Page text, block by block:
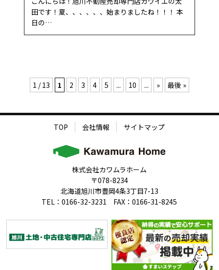
田です！夏、、、、、、始まりましたね！！！ 本
日の…
1 / 13 1 2 3 4 5 ... 10 ... » 最後 »
TOP 会社情報 サイトマップ
株式会社カワムラホーム
〒078-8234
北海道旭川市豊岡4条3丁目7-13
TEL：0166-32-3231 FAX：0166-31-8245